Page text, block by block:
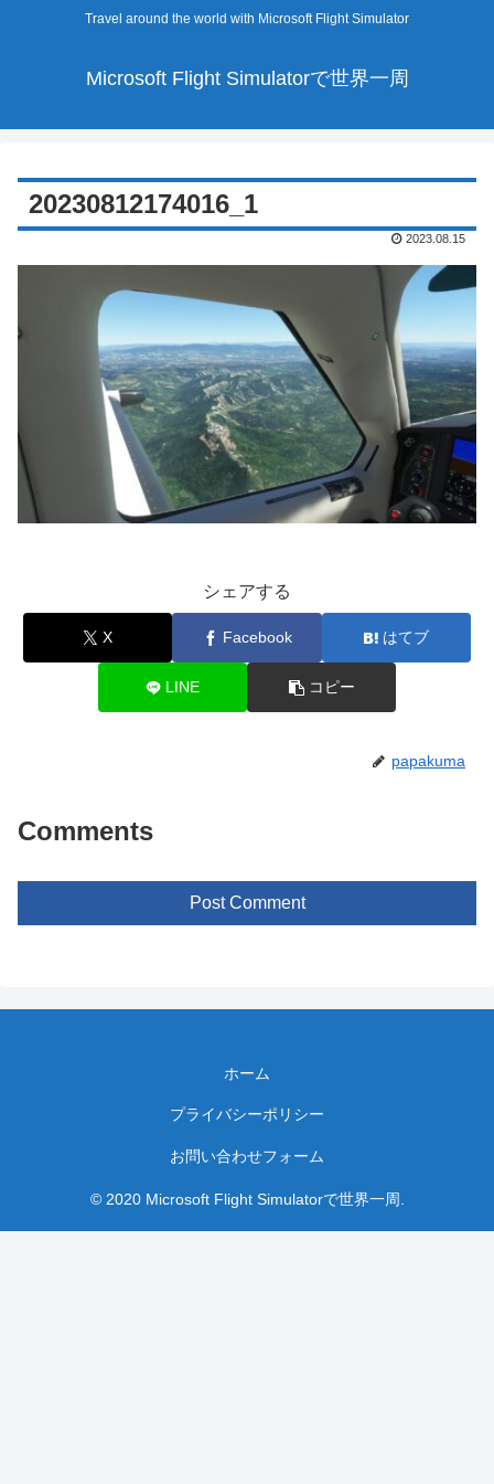
Travel around the world with Microsoft Flight Simulator
Microsoft Flight Simulatorで世界一周
20230812174016_1
2023.08.15
シェアする
X Facebook はてブ
LINE コピー
papakuma
Comments
Post Comment
ホーム
プライバシーポリシー
お問い合わせフォーム
© 2020 Microsoft Flight Simulatorで世界一周.